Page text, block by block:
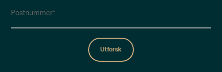
Postnummer
Utforsk